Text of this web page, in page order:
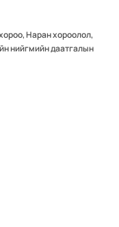
Наран хороолол,
нийгмийн даатгалын